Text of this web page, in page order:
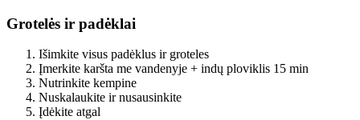
Grotelės ir padėklai
Išimkite visus padėklus ir groteles
Įmerkite karšta me vandenyje + indų ploviklis 15 min
Nutrinkite kempine
Nuskalaukite ir nusausinkite
Įdėkite atgal